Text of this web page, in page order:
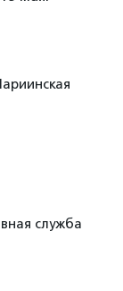
служба